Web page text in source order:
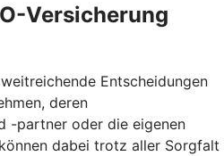
Versicherung
Entscheidungen
deren
-partner oder die eigenen
dabei trotz aller Sorgfalt